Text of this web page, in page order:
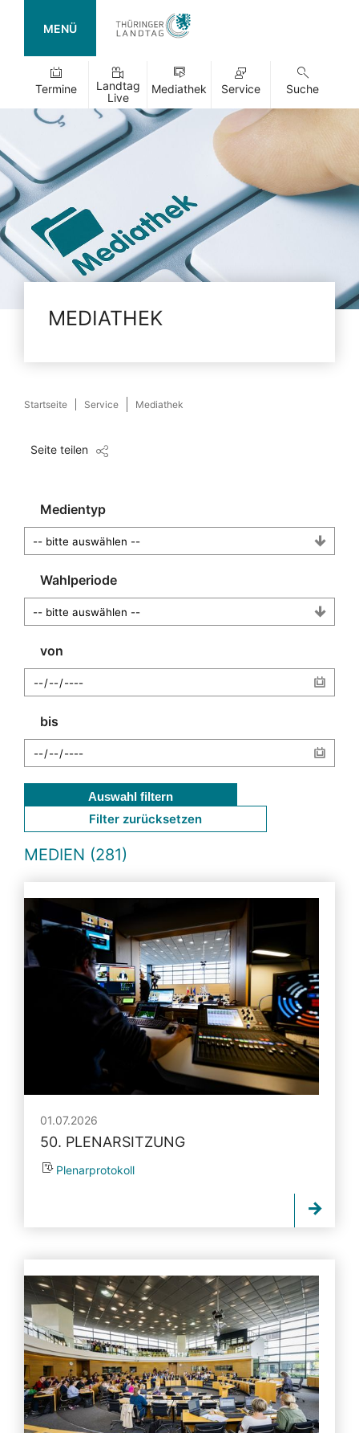
MENÜ
Termine
Landtag
Live
Mediathek Service Suche
MEDIATHEK
Startseite Service Mediathek
Seite teilen
Medientyp
Wahlperiode
von
bis
Auswahl filtern
Filter zurücksetzen
MEDIEN (281)
01.07.2026
50. PLENARSITZUNG
Plenarprotokoll